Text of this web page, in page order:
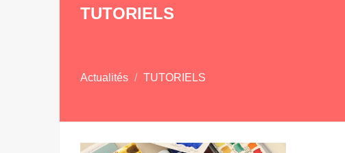
TUTORIELS
Actualités TUTORIELS